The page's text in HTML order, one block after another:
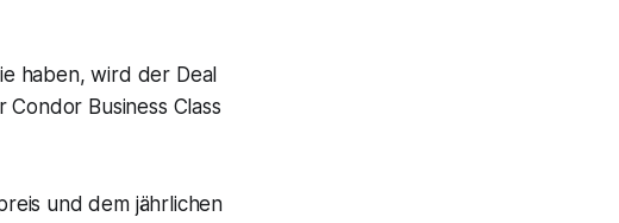
haben, wird der Deal
Condor Business Class
und dem jährlichen